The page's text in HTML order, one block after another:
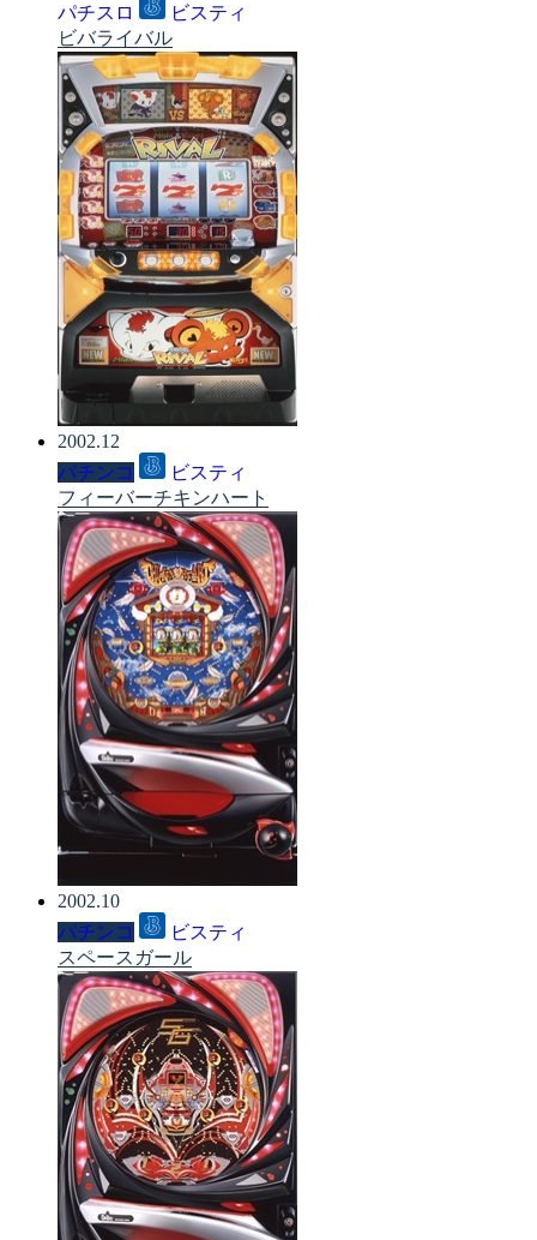
パチスロ
ビスティ
ビバライバル
2002.12
パチンコ
ビスティ
フィーバーチキンハート
2002.10
パチンコ
ビスティ
スペースガール